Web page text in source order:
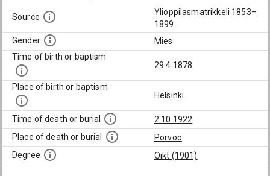
Source
Ylioppilasmatrikkeli 1853–
1899
Gender
Mies
Time of birth or baptism
29.4.1878
Place of birth or baptism
Helsinki
Time of death or burial
2.10.1922
Place of death or burial
Porvoo
Degree
Oikt (1901)